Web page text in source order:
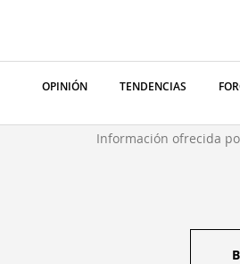
OPINIÓN TENDENCIAS
Información ofrecida